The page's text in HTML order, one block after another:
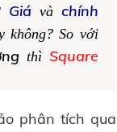
Giá và chính
không? So với
thì Square
phân tích qua